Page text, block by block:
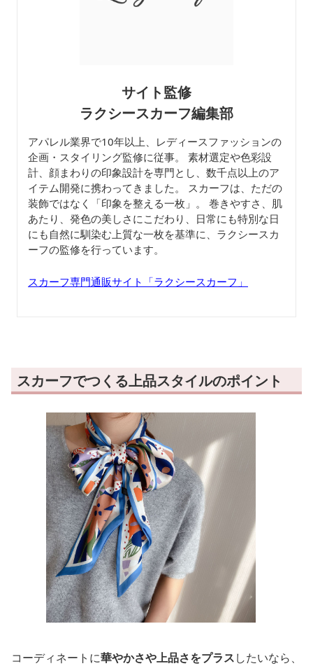
サイト監修
ラクシースカーフ編集部
アパレル業界で10年以上、レディースファッションの
企画・スタイリング監修に従事。 素材選定や色彩設
計、顔まわりの印象設計を専門とし、数千点以上のア
イテム開発に携わってきました。 スカーフは、ただの
装飾ではなく「印象を整える一枚」。 巻きやすさ、肌
あたり、発色の美しさにこだわり、日常にも特別な日
にも自然に馴染む上質な一枚を基準に、ラクシースカ
ーフの監修を行っています。
スカーフ専門通販サイト「ラクシースカーフ」
スカーフでつくる上品スタイルのポイント
コーディネートに華やかさや上品さをプラスしたいなら、